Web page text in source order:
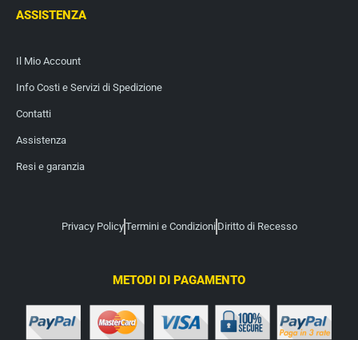
ASSISTENZA
Il Mio Account
Info Costi e Servizi di Spedizione
Contatti
Assistenza
Resi e garanzia
Privacy PolicyTermini e Condizioni Diritto di Recesso
METODI DI PAGAMENTO